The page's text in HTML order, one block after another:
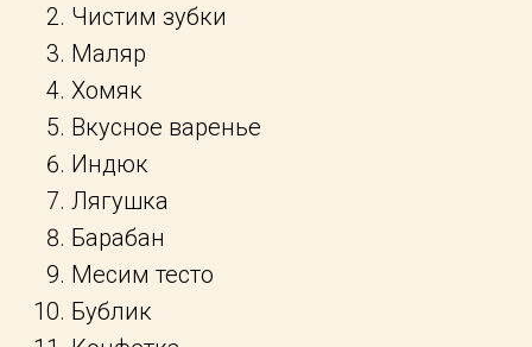
Чистим зубки
Маляр
Хомяк
Вкусное варенье
Индюк
Лягушка
Барабан
Месим тесто
Бублик